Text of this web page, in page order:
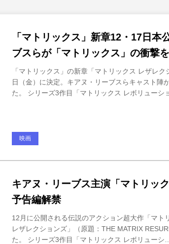
「マトリックス」新章12・17日
ブスらが「マトリックス」の衝撃
「マトリックス」の新章「マトリックス レザレ
日（金）に決定。キアヌ・リーブスらキャスト陣
た。 シリーズ3作目「マトリックス レボリューシ
映画
キアヌ・リーブス主演「マトリッ
予告編解禁
12月に公開される伝説のアクション超大作「マト
レザレクションズ」（原題：THE MATRIX
た。 シリーズ3作目「マトリックス レボリューシ…